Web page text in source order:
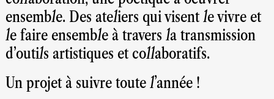
ensemble. Des ateliers qui visent le vivre et
le faire ensemble à travers la transmission
d’outils artistiques et collaboratifs.
Un projet à suivre toute l'année !